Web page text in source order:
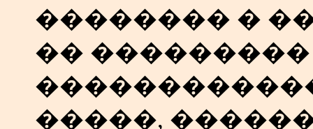
�������� �
��
�����,